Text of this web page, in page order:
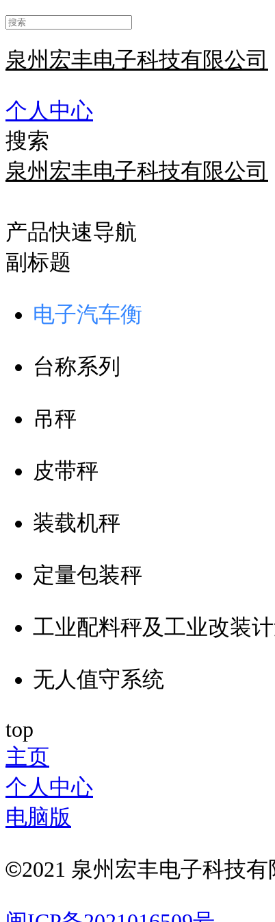
泉州宏丰电子科技有限公司
个人中心
搜索
泉州宏丰电子科技有限公司
产品快速导航
副标题
电子汽车衡
台称系列
吊秤
皮带秤
装载机秤
定量包装秤
工业配料秤及工业改装
无人值守系统
top
主页
个人中心
电脑版
©2021 泉州宏丰电子科技